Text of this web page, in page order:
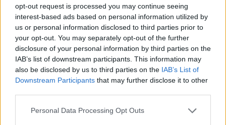
opt-out request is processed you may continue seeing
interest-based ads based on personal information utilized by
us or personal information disclosed to third parties prior to
your opt-out. You may separately opt-out of the further
disclosure of your personal information by third parties on the
IAB’s list of downstream participants. This information may
also be disclosed by us to third parties on the IAB’s List of
Downstream Participants that may further disclose it to other
Personal Data Processing Opt Outs
Więcej:
Agnieszka Holland Donald Trump